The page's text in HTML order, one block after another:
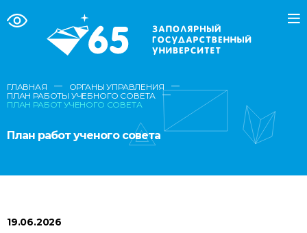
ГЛАВНАЯ — ОРГАНЫ УПРАВЛЕНИЯ
—
ПЛАН РАБОТЫ УЧЕБНОГО СОВЕТА
—
ПЛАН РАБОТ УЧЕНОГО СОВЕТА
План работ ученого совета
19.06.2026